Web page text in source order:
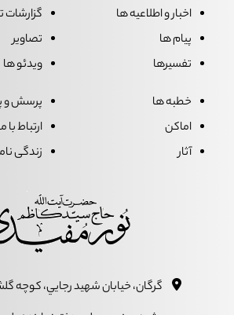
اخبار و اطلاعیه ها
پیام ها
تفسیرها
تصاویر
ویدئو ها
خطبه ها
اماکن
آثار
پرسش و
ارتباط با
زندگی
گرگان، خيابان شهيد رجايي، کوچه